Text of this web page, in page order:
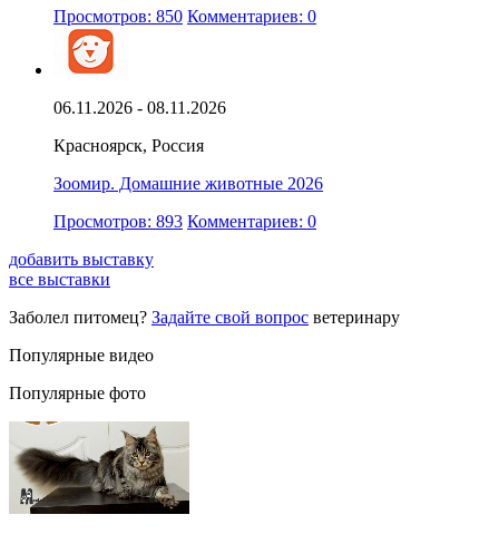
Просмотров: 850 Комментариев: 0
06.11.2026 - 08.11.2026
Красноярск, Россия
Зоомир. Домашние животные 2026
Просмотров: 893 Комментариев: 0
добавить выставку
все выставки
Заболел питомец? Задайте свой вопрос ветеринару
Популярные видео
Популярные фото